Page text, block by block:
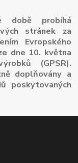
době probíhá
stránek za
Evropského
dne 10. května
(GPSR).
doplňovány a
poskytovaných